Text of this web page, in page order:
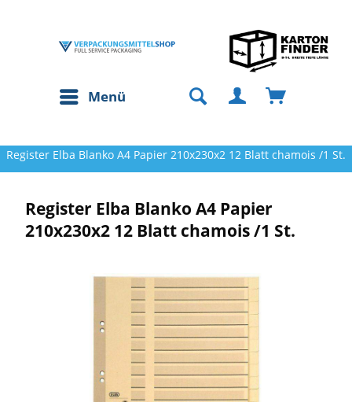
Menü
Register Elba Blanko A4 Papier 210x230x2 12 Blatt chamois /1 St.
Register Elba Blanko A4 Papier
210x230x2 12 Blatt chamois /1 St.